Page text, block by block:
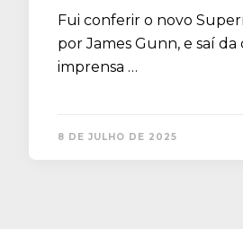
Fui conferir o novo
por James Gunn, e saí da
imprensa …
8 DE JULHO DE 2025